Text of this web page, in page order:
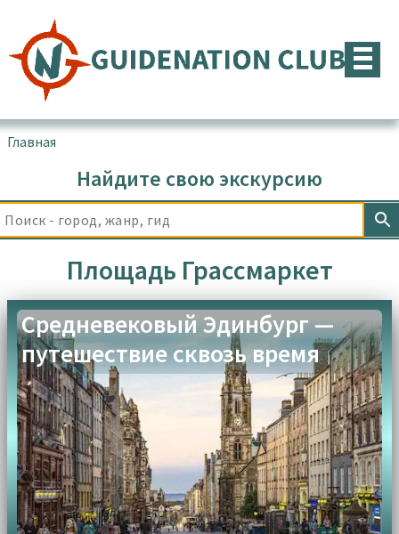
содержимому
Главная
Найдите свою экскурсию
Площадь Грассмаркет
Средневековый Эдинбург —
путешествие сквозь время